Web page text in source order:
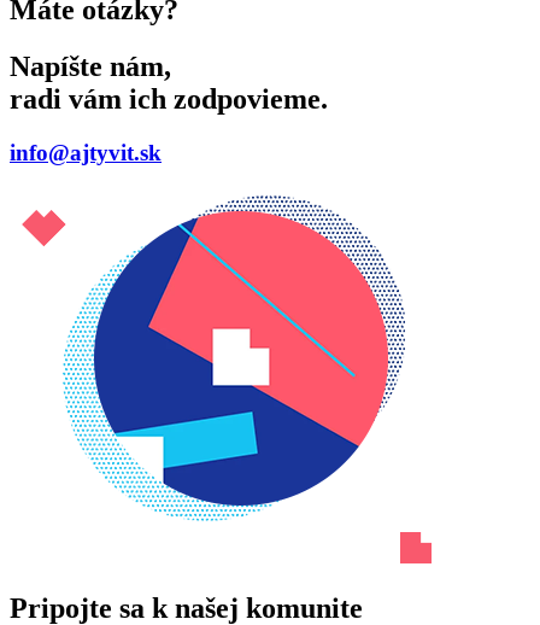
Máte otázky?
Napíšte nám,
radi vám ich zodpovieme.
info@ajtyvit.sk
Pripojte sa k našej komunite